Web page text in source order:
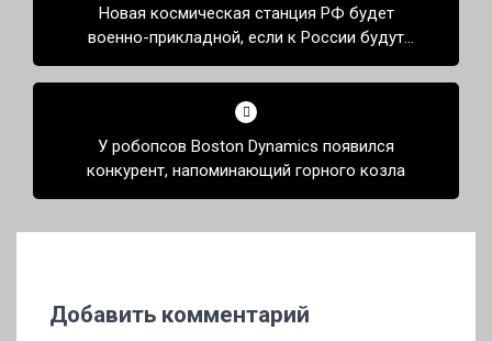
записямНовая космическая станция РФ будет
военно-прикладной, если к России будут
относиться враждебно
У робопсов Boston Dynamics появился
конкурент, напоминающий горного козла
Добавить комментарий